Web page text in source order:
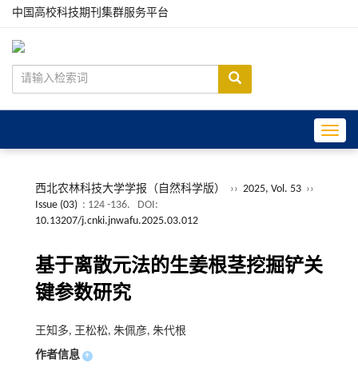
中国高校科技期刊集群服务平台
西北农林科技大学学报（自然科学版） ›› 2025, Vol. 53 ››
Issue (03) : 124 -136.
DOI:
10.13207/j.cnki.jnwafu.2025.03.012
基于离散元法的生姜根茎挖掘铲关
键参数研究
王知多, 王松松, 朱佩彦, 朱代根
作者信息 +